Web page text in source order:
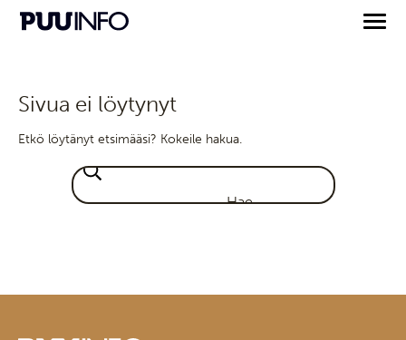
Sivua ei löytynyt
Etkö löytänyt etsimääsi? Kokeile hakua.